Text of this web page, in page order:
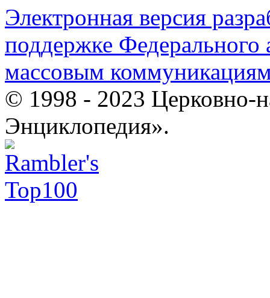
Электронная версия
поддержке Федерального
массовым
© 1998 - 2023 Церковно-
Энциклопедия».